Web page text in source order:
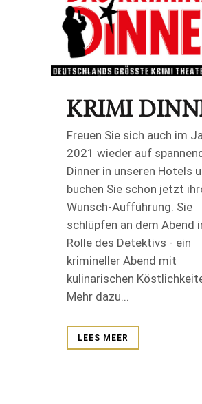
KRIMI
Freuen Sie sich auch im
2021 wieder auf
Dinner in unseren Hotels
buchen Sie schon jetzt
Wunsch-Aufführung. Sie
schlüpfen an dem Abend
Rolle des Detektivs - ein
krimineller Abend mit
kulinarischen
Mehr dazu...
LEES MEER